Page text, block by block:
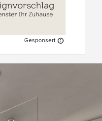
Gesponsert